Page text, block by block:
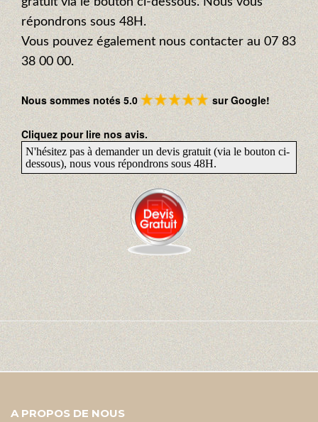
répondrons sous 48H.
Vous pouvez également nous contacter au 07 83
38 00 00.
Nous sommes notés 5.0 sur Google!
Cliquez pour lire nos avis.
N'hésitez pas à demander un devis gratuit (via le bouton ci-
dessous), nous vous répondrons sous 48H.
A PROPOS DE NOUS